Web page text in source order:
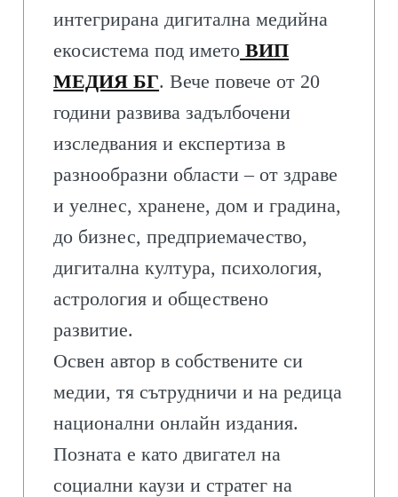
интегрирана дигитална медийна
екосистема под името ВИП
МЕДИЯ БГ. Вече повече от 20
години развива задълбочени
изследвания и експертиза в
разнообразни области – от здраве
и уелнес, хранене, дом и градина,
до бизнес, предприемачество,
дигитална култура, психология,
астрология и обществено
развитие.
Освен автор в собствените си
медии, тя сътрудничи и на редица
национални онлайн издания.
Позната е като двигател на
социални каузи и стратег на